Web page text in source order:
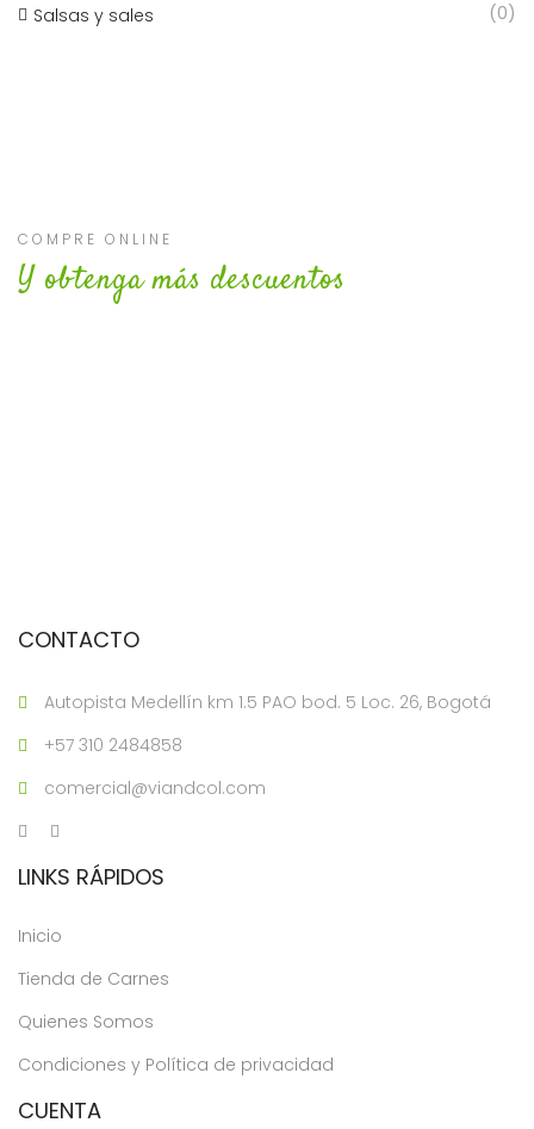
Salsas y sales
(0)
COMPRE ONLINE
Y obtenga más descuentos
CONTACTO
Autopista Medellín km 1.5 PAO bod. 5 Loc. 26, Bogotá
+57 310 2484858
comercial@viandcol.com
LINKS RÁPIDOS
Inicio
Tienda de Carnes
Quienes Somos
Condiciones y Política de privacidad
CUENTA